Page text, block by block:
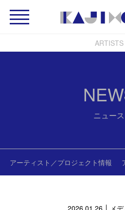
ARTISTS
ニュース
アーティスト／プロジェクト情報
2026.01.26 メ